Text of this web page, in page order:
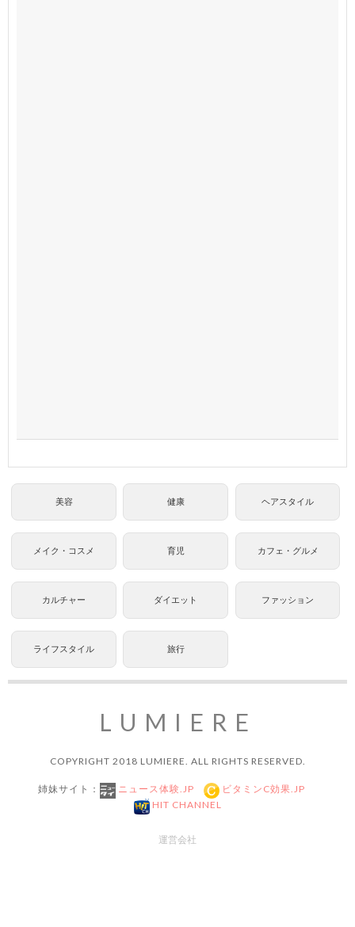
美容 健康 ヘアスタイル
メイク・コスメ 育児 カフェ・グルメ
カルチャー ダイエット ファッション
ライフスタイル 旅行
LUMIERE
COPYRIGHT 2018 LUMIERE. ALL RIGHTS RESERVED.
姉妹サイト： ニュース体験.JP
ビタミンC効果.JP
HIT CHANNEL
運営会社